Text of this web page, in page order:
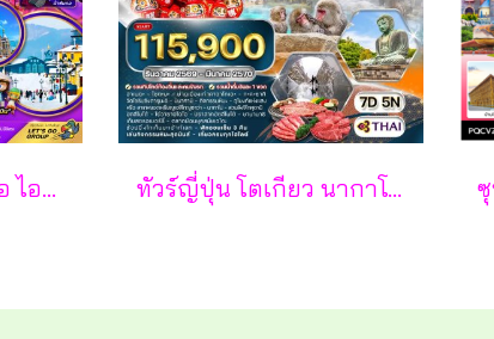
ฮาร์บิน เหิงเต้าเหอจื่อ ไอซ์ แอนด์ สโนว์ เวิล์ด 7 วัน 5 คืน-XJ ทัวร์ญี่ปุ่น โตเกียว นากาโน่ ยามานาชิ 7 วัน - TG